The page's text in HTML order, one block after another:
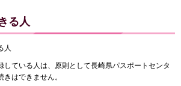
る人
人
している人は、原則として長崎県パスポートセンタ
はできません。